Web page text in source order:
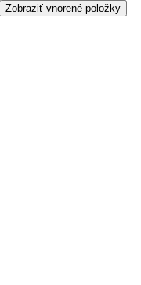
Zobraziť vnorené položky